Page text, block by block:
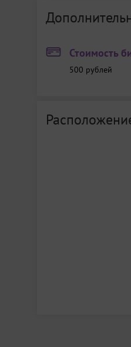
Стоимость
500 рублей